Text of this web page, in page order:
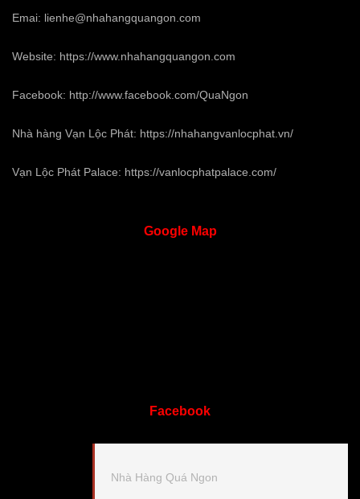
Emai: lienhe@nhahangquangon.com
Website: https://www.nhahangquangon.com
Facebook: http://www.facebook.com/QuaNgon
Nhà hàng Vạn Lộc Phát: https://nhahangvanlocphat.vn/
Vạn Lộc Phát Palace: https://vanlocphatpalace.com/
GoogleMap
Facebook
Nhà Hàng Quá Ngon